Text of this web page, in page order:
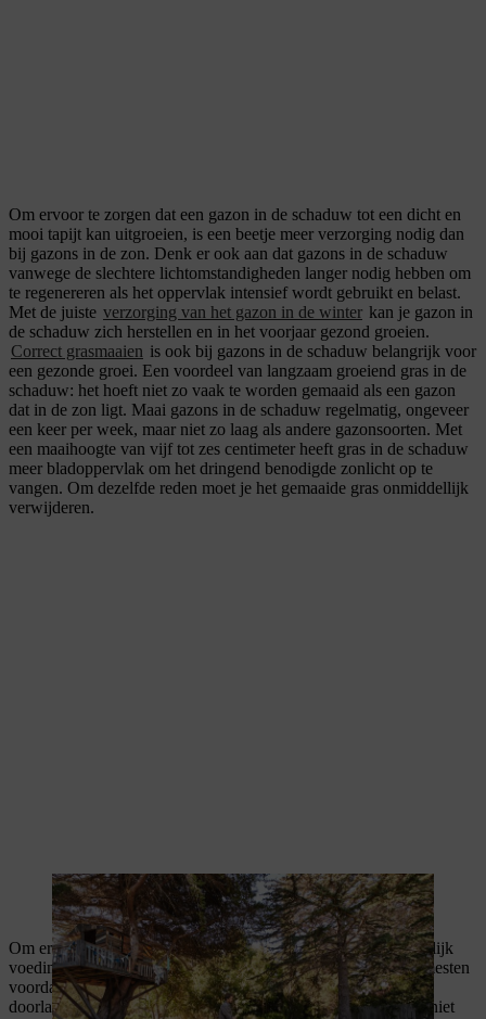
Om ervoor te zorgen dat een gazon in de schaduw tot een dicht en
mooi tapijt kan uitgroeien, is een beetje meer verzorging nodig dan
bij gazons in de zon. Denk er ook aan dat gazons in de schaduw
vanwege de slechtere lichtomstandigheden langer nodig hebben om
te regenereren als het oppervlak intensief wordt gebruikt en belast.
Met de juiste verzorging van het gazon in de winter kan je gazon in
de schaduw zich herstellen en in het voorjaar gezond groeien.
Correct grasmaaien is ook bij gazons in de schaduw belangrijk voor
een gezonde groei. Een voordeel van langzaam groeiend gras in de
schaduw: het hoeft niet zo vaak te worden gemaaid als een gazon
dat in de zon ligt. Maai gazons in de schaduw regelmatig, ongeveer
een keer per week, maar niet zo laag als andere gazonsoorten. Met
een maaihoogte van vijf tot zes centimeter heeft gras in de schaduw
meer bladoppervlak om het dringend benodigde zonlicht op te
vangen. Om dezelfde reden moet je het gemaaide gras onmiddellijk
verwijderen.
Door regelmatig te maaien kan je gazon in de schaduw gezond
groeien.
Om ervoor te zorgen dat gazons in de schaduw zo goed mogelijk
voedingsstoffen kunnen opnemen, moet je in het voorjaar bemesten
voordat het gebladerte van bomen en struiken te weinig licht
doorlaat. Daarna is het bemesten van je gazon in de schaduw niet